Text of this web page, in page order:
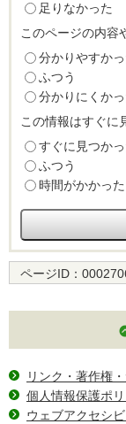
足りなかった
このページの内容
分かりやすかっ
ふつう
分かりにくかっ
この情報はすぐに
すぐに見つかっ
ふつう
時間がかかった
ページID：
リンク・著作権
個人情報保護ポ
ウェブアクセシ